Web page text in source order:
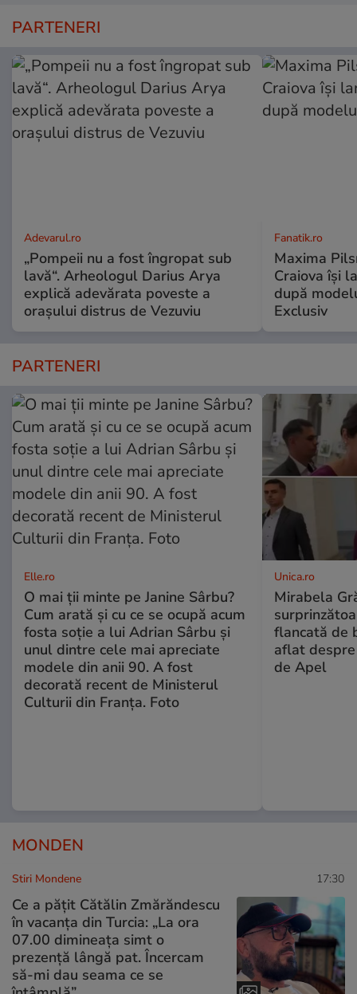
PARTENERI
Adevarul.ro
„Pompeii nu a fost îngropat sub
lavă“. Arheologul Darius Arya
explică adevărata poveste a
orașului distrus de Vezuviu
Fanatik.ro
Maxima
Craiova își
după
Exclusiv
PARTENERI
Elle.ro
O mai ții minte pe Janine Sârbu?
Cum arată și cu ce se ocupă acum
fosta soție a lui Adrian Sârbu și
unul dintre cele mai apreciate
modele din anii 90. A fost
decorată recent de Ministerul
Culturii din Franța. Foto
Unica.ro
Mirabela
flancată de
aflat
de Apel
MONDEN
Stiri Mondene 17:30
Ce a pățit Cătălin Zmărăndescu
în vacanța din Turcia: „La ora
07.00 dimineața simt o
prezență lângă pat. Încercam
să-mi dau seama ce se